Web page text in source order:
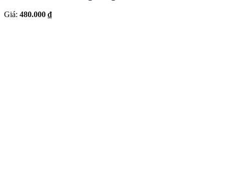
Giá: 480.000 ₫